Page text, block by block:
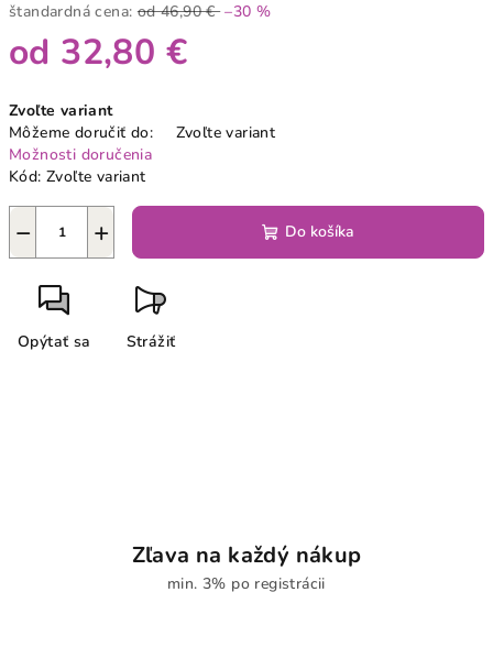
štandardná cena: od 46,90 € –30 %
od 32,80 €
cena:
Zvoľte variant
Môžeme doručiť do:
Zvoľte variant
Možnosti doručenia
Kód: Zvoľte variant
+
− Do košíka
Opýtať sa Strážiť
Zľava na každý nákup
min. 3% po registrácii